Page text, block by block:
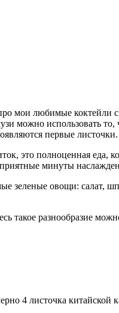
мои любимые
можно использовать то,
первые листочки.
это полноценная еда,
минуты
зеленые овощи: салат,
такое разнообразие
4 листочка